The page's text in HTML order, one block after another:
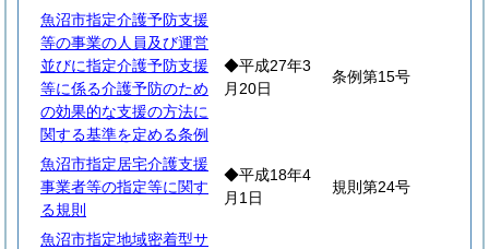
魚沼市指定介護予防支援
等の事業の人員及び運営
並びに指定介護予防支援
等に係る介護予防のため
の効果的な支援の方法に
関する基準を定める条例
◆平成27年3
月20日
条例第15号
魚沼市指定居宅介護支援
事業者等の指定等に関す
る規則
◆平成18年4
月1日
規則第24号
魚沼市指定地域密着型サ